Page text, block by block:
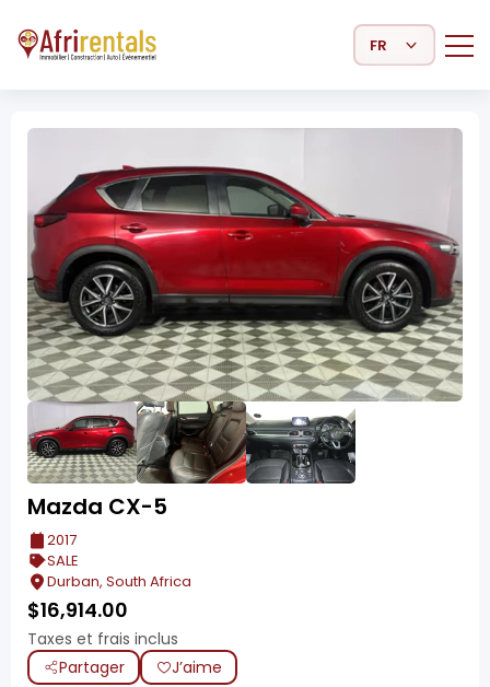
Select Language
Mazda CX-5
2017
SALE
Durban, South Africa
$16,914.00
Taxes et frais inclus
Partager
J’aime